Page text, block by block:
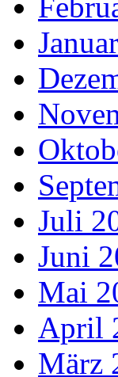
Juli
Juni
Mai
April
März